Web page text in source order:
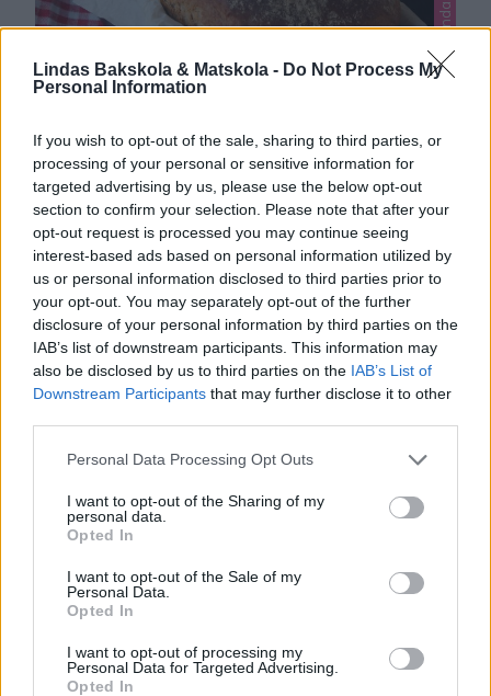
Lindas Bakskola & Matskola - Do Not Process My
Personal Information
If you wish to opt-out of the sale, sharing to third parties, or
processing of your personal or sensitive information for
targeted advertising by us, please use the below opt-out
section to confirm your selection. Please note that after your
opt-out request is processed you may continue seeing
interest-based ads based on personal information utilized by
us or personal information disclosed to third parties prior to
your opt-out. You may separately opt-out of the further
disclosure of your personal information by third parties on the
IAB’s list of downstream participants. This information may
also be disclosed by us to third parties on the IAB’s List of
Downstream Participants that may further disclose it to other
Personal Data Processing Opt Outs
I want to opt-out of the Sharing of my
personal data.
Opted In
I want to opt-out of the Sale of my
Personal Data.
Opted In
I want to opt-out of processing my
Personal Data for Targeted Advertising.
Opted In
VÖRTBRÖD / VÖRTLIMPA
Julens godaste vörtlimpa. Jag har bakat en ljuvligt god,
klassisk vörtlimpa och jag rekommenderar er verkligen
att baka detta bröd. Det är underbart gott! BAKA
LJUVLIGT GODA VÖRTFRALLOR – KLICKA HÄR FÖR
RECEPT! Fröknäcke är också magiskt gott till julskinka
och julost! Klicka här för recept! TIPS! Följ mig
gärna lindasbakskola på Instagram (klicka
här), Facebook (klicka här) för mer inspiration & …
24